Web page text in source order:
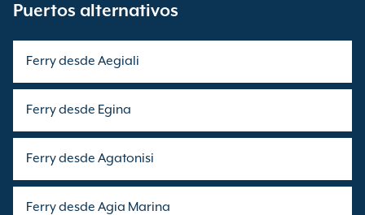
Puertos alternativos
Ferry desde Aegiali
Ferry desde Egina
Ferry desde Agatonisi
Ferry desde Agia Marina